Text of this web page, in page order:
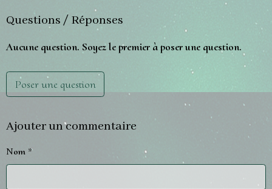
Questions / Réponses
Aucune question. Soyez le premier à poser une question.
Poser une question
Ajouter un commentaire
Nom